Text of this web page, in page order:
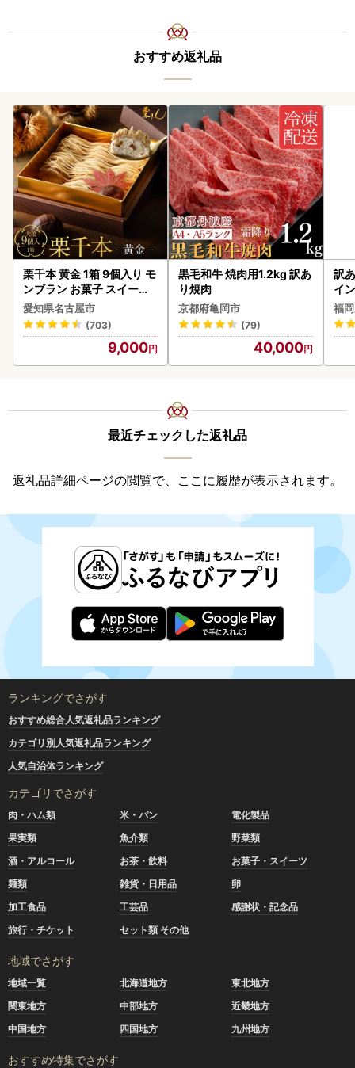
おすすめ返礼品
栗千本 黄金 1箱 9個入り モ
ンブラン お菓子 スイーツ
デザート モンブラン 人気
愛知県名古屋市
(703)
9,000
黒毛和牛 焼肉用1.2kg 訳あ
り焼肉
京都府亀岡市
(79)
40,000
訳
イ
福
最近チェックした返礼品
返礼品詳細ページの閲覧で、ここに履歴が表示されます。
ランキングでさがす
おすすめ総合人気返礼品ランキング
カテゴリ別人気返礼品ランキング
人気自治体ランキング
カテゴリでさがす
肉・ハム類 米・パン
電化製品
果実類
魚介類
野菜類
酒・アルコール
お茶・飲料
お菓子・スイーツ
麺類
雑貨・日用品
卵
加工食品
工芸品
感謝状・記念品
旅行・チケット
セット類 その他
地域でさがす
地域一覧 北海道地方
東北地方
関東地方
中部地方
近畿地方
中国地方
四国地方 九州地方
おすすめ特集でさがす